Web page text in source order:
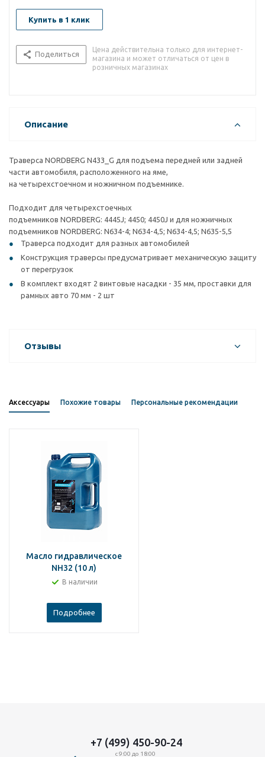
Купить в 1 клик
Поделиться
Цена действительна только для интернет-
магазина и может отличаться от цен в
розничных магазинах
Описание
Траверса NORDBERG N433_G для подъема передней или задней
части автомобиля, расположенного на яме,
на четырехстоечном и ножничном подъемнике.
Подходит для четырехстоечных
подъемников NORDBERG: 4445J; 4450; 4450J и для ножничных
подъемников NORDBERG: N634-4; N634-4,5; N634-4,5; N635-5,5
Траверса подходит для разных автомобилей
Конструкция траверсы предусматривает механическую защиту
от перегрузок
В комплект входят 2 винтовые насадки - 35 мм, проставки для
рамных авто 70 мм - 2 шт
Отзывы
Аксессуары Похожие товары Персональные рекомендации
Масло гидравлическое
NH32 (10 л)
В наличии
Подробнее
+7 (499) 450-90-24
с 9:00 до 18:00